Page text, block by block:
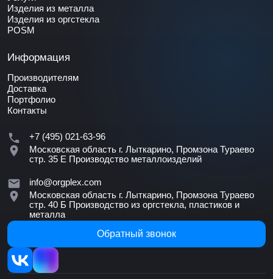
Изделия из металла
Изделия из оргстекла
POSM
Информация
Производителям
Доставка
Портфолио
Контакты
+7 (495) 021-63-96
Московская область г. Лыткарино, Промзона Тураево
стр. 35 Е Производство металлоизделий
info@orgplex.com
Московская область г. Лыткарино, Промзона Тураево
стр. 40 Б Производство из оргстекла, пластиков и
металла
Обратный звонок